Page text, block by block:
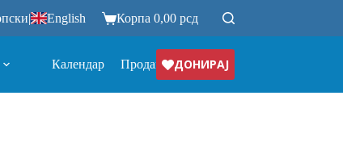
| English Корпа 0,00 рсд
Календар ПродавницаДОНИРАЈ